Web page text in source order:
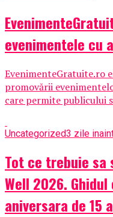
evenimentele cu
EvenimenteGratuite.ro
promovării
care permite publicului
Uncategorized3 zile
Tot ce trebuie sa
Well 2026.
aniversara de 15